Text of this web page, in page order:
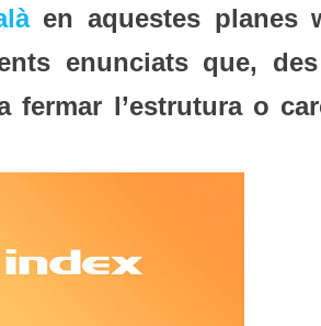
en aquestes planes
enunciats que,
l’estrutura o